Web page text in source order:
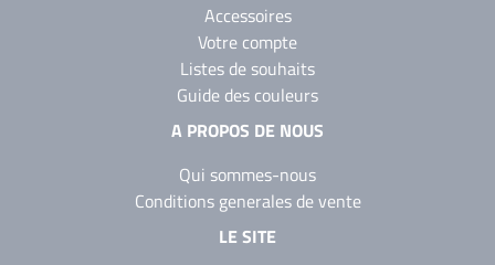
Accessoires
Votre compte
Listes de souhaits
Guide des couleurs
A PROPOS DE NOUS
Qui sommes-nous
Conditions generales de vente
LE SITE